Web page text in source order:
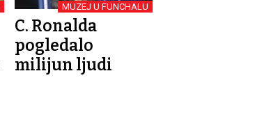
MUZEJ U FUNCHALU
C. Ronalda
pogledalo
milijun ljudi